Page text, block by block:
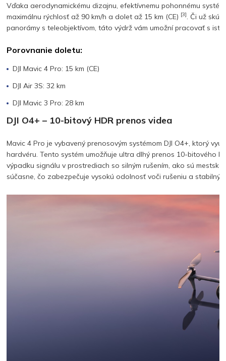
Vďaka aerodynamickému dizajnu, efektívnemu pohonnému
maximálnu rýchlosť až 90 km/h a dolet až 15 km (CE) [3]. Či už
panorámy s teleobjektívom, táto výdrž vám umožní pracovať s
Porovnanie doletu:
DJI Mavic 4 Pro: 15 km (CE)
DJI Air 3S: 32 km
DJI Mavic 3 Pro: 28 km
DJI O4+ – 10-bitový HDR prenos videa
Mavic 4 Pro je vybavený prenosovým systémom DJI O4+, ktorý
hardvéru. Tento systém umožňuje ultra dlhý prenos 10-bitového
výpadku signálu v prostrediach so silným rušením, ako sú
súčasne, čo zabezpečuje vysokú odolnosť voči rušeniu a stabilný